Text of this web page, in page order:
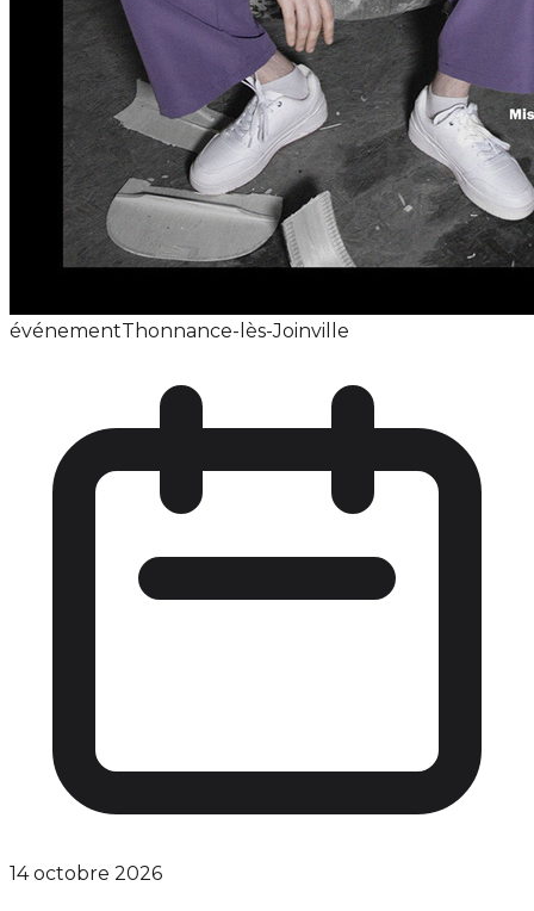
événementThonnance-lès-Joinville
14 octobre 2026